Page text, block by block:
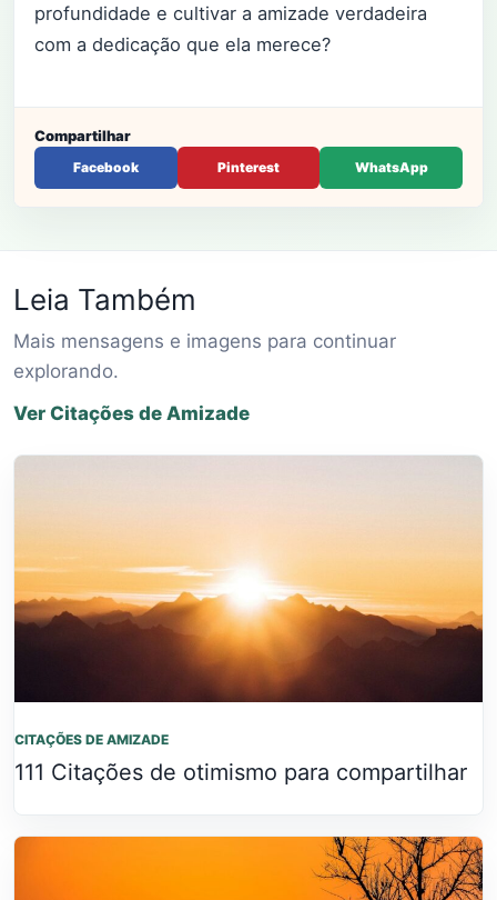
profundidade e cultivar a amizade verdadeira
com a dedicação que ela merece?
Compartilhar
Facebook Pinterest WhatsApp
Leia Também
Mais mensagens e imagens para continuar
explorando.
Ver Citações de Amizade
CITAÇÕES DE AMIZADE
111 Citações de otimismo para compartilhar